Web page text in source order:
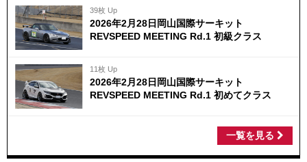
39枚 Up
2026年2月28日岡山国際サーキット
REVSPEED MEETING Rd.1 初級クラス
11枚 Up
2026年2月28日岡山国際サーキット
REVSPEED MEETING Rd.1 初めてクラス
一覧を見る